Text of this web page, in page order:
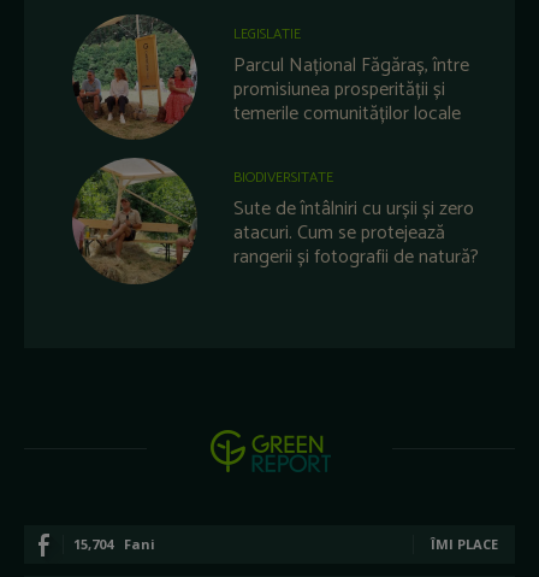
LEGISLATIE
Parcul Național Făgăraș, între
promisiunea prosperității și
temerile comunităților locale
BIODIVERSITATE
Sute de întâlniri cu urșii și zero
atacuri. Cum se protejează
rangerii și fotografii de natură?
15,704 Fani ÎMI PLACE